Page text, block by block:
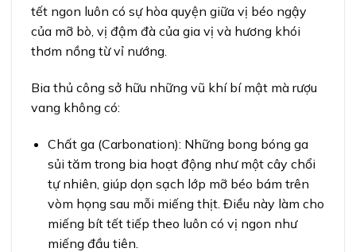
tết ngon luôn có sự hòa quyện giữa vị béo ngậy
của mỡ bò, vị đậm đà của gia vị và hương khói
thơm nồng từ vỉ nướng.
Bia thủ công sở hữu những vũ khí bí mật mà rượu
vang không có:
Chất ga (Carbonation): Những bong bóng ga
sủi tăm trong bia hoạt động như một cây chổi
tự nhiên, giúp dọn sạch lớp mỡ béo bám trên
vòm họng sau mỗi miếng thịt. Điều này làm cho
miếng bít tết tiếp theo luôn có vị ngon như
miếng đầu tiên.